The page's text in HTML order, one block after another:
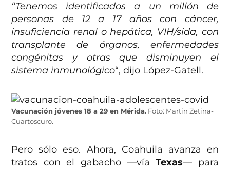
“Tenemos identificados a un millón de
personas de 12 a 17 años con cáncer,
insuficiencia renal o hepática, VIH/sida, con
transplante de órganos, enfermedades
congénitas y otras que disminuyen el
sistema inmunológico“, dijo López-Gatell.
Vacunación jóvenes 18 a 29 en Mérida. Foto: Martín Zetina-
Cuartoscuro.
Pero sólo eso. Ahora, Coahuila avanza en
tratos con el gabacho —vía Texas— para